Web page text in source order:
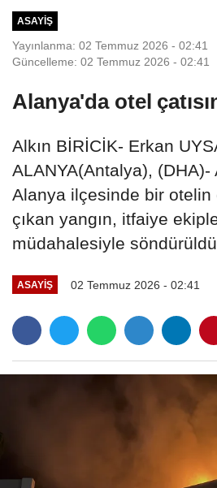
ASAYIŞ
Yayınlanma: 02 Temmuz 2026 - 02:41
Güncelleme: 02 Temmuz 2026 - 02:41
Alanya'da otel
Alkın BİRİCİK- Erkan
ALANYA(Antalya), (DHA)-
Alanya ilçesinde bir otelin
çıkan yangın, itfaiye
müdahalesiyle söndürüldü
ASAYIŞ 02 Temmuz 2026 - 02:41